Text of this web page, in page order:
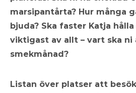
marsipantårta? Hur många
bjuda? Ska faster Katja
viktigast av allt – vart ska ni
smekmånad?
Listan över platser att